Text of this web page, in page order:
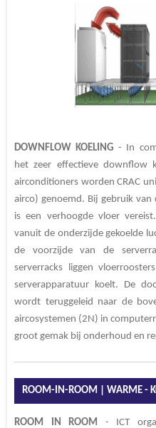
DOWNFLOW KOELING - In
het zeer effectieve downflow
airconditioners worden CRAC
airco) genoemd. Bij gebruik
is een verhoogde vloer
vanuit de onderzijde gekoelde
de voorzijde van de
serverracks liggen
serverapparatuur koelt. De
wordt teruggeleid naar de
aircosystemen (2N) in
groot gemak bij onderhoud en
ROOM-IN-ROOM | WARME -
ROOM IN ROOM - ICT